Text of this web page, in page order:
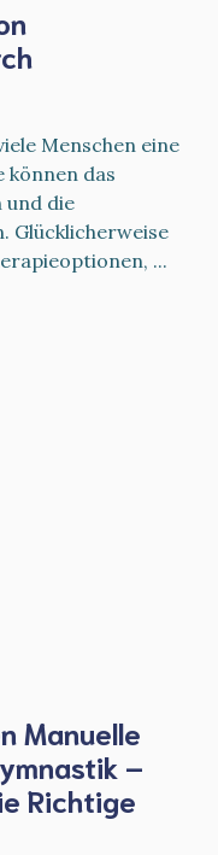
Menschen eine
können das
und die
Glücklicherweise
...
Manuelle
–
Richtige